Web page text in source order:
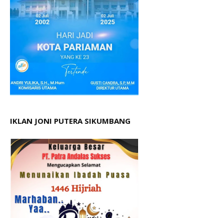
IKLAN JONI PUTERA SIKUMBANG